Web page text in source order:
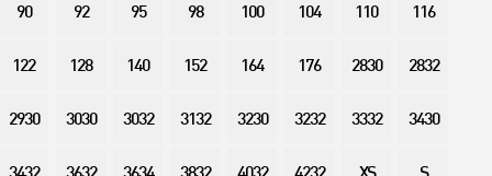
90 92 95 98 100 104 110 116
122 128 140 152 164 176 2830 2832
2930 3030 3032 3132 3230 3232 3332 3430